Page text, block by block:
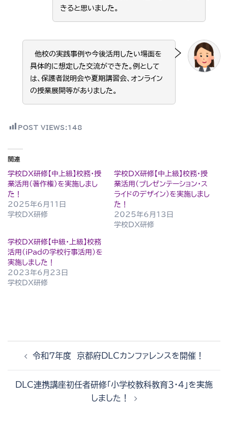
きると思いました。
他校の実践事例や今後活用したい場面を
具体的に想定した交流ができた。例として
は、保護者説明会や夏期講習会、オンライン
の授業展開等がありました。
POST VIEWS: 148
関連
学校DX研修【中上級】校務・授
業活用(著作権)を実施しまし
た！
2025年6月11日
学校DX研修
学校DX研修【中上級】校務・授
業活用(プレゼンテーション・ス
ライドのデザイン)を実施しまし
た！
2025年6月13日
学校DX研修
学校DX研修【中級・上級】校務
活用(iPadの学校行事活用)を
実施しました！
2023年6月23日
学校DX研修
ビ
令和７年度 京都府DLCカンファレンスを開催！
DLC連携講座初任者研修「小学校教科教育３・４」を実施
しました！